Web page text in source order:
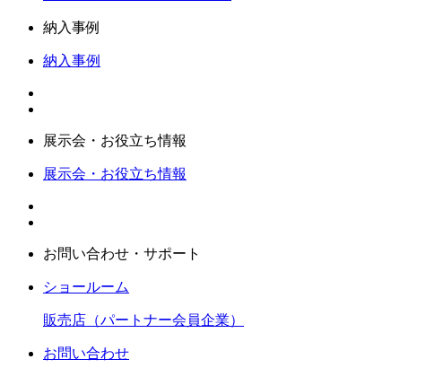
納入事例
納入事例
展示会・お役立ち情報
展示会・お役立ち情報
お問い合わせ・サポート
ショールーム
販売店（パートナー会員企業）
お問い合わせ